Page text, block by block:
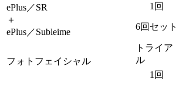
ePlus／SR
＋
ePlus／Subleime
1回
6回セット
フォトフェイシャル
トライア
ル
1回